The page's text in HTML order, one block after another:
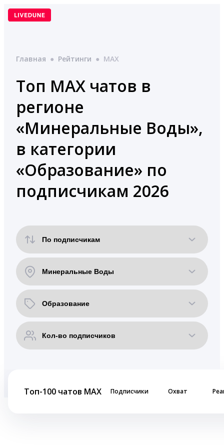
Перейти
Главная ● Рейтинги ● MAX
Топ MAX чатов в
регионе
«Минеральные Воды»,
в категории
«Образование» по
подписчикам 2026
Топ-100 чатов MAX Подписчики Охват